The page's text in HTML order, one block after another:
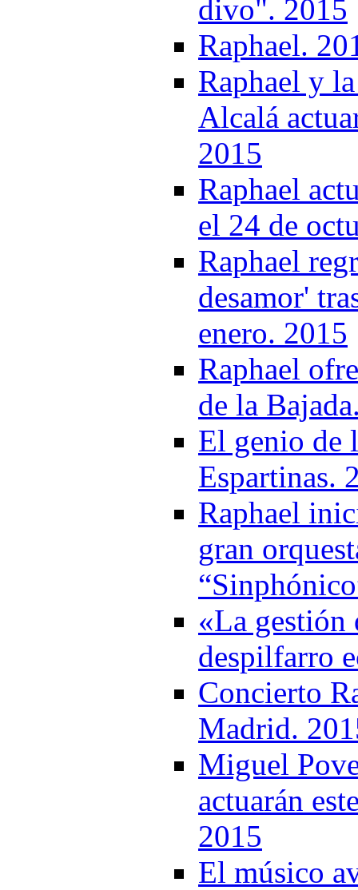
divo". 2015
Raphael.
Raphael y
Alcalá
2015
Raphael
el 24 de
Raphael
desamor'
enero. 2015
Raphael
de la
El genio de
Espartinas.
Raphael
gran
«La gestión
despilfarro
Concierto
Madrid.
Miguel
actuarán
2015
El músico